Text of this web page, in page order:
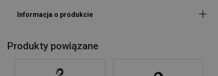
Produkty powiązane